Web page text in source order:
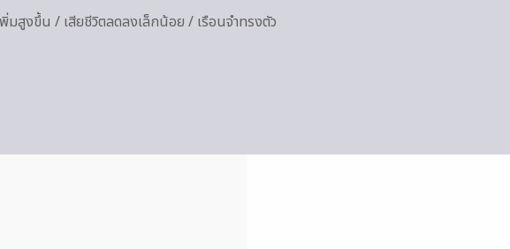
มสูงขึ้น / เสียชีวิตลดลงเล็กน้อย / เรือนจำทรงตัว